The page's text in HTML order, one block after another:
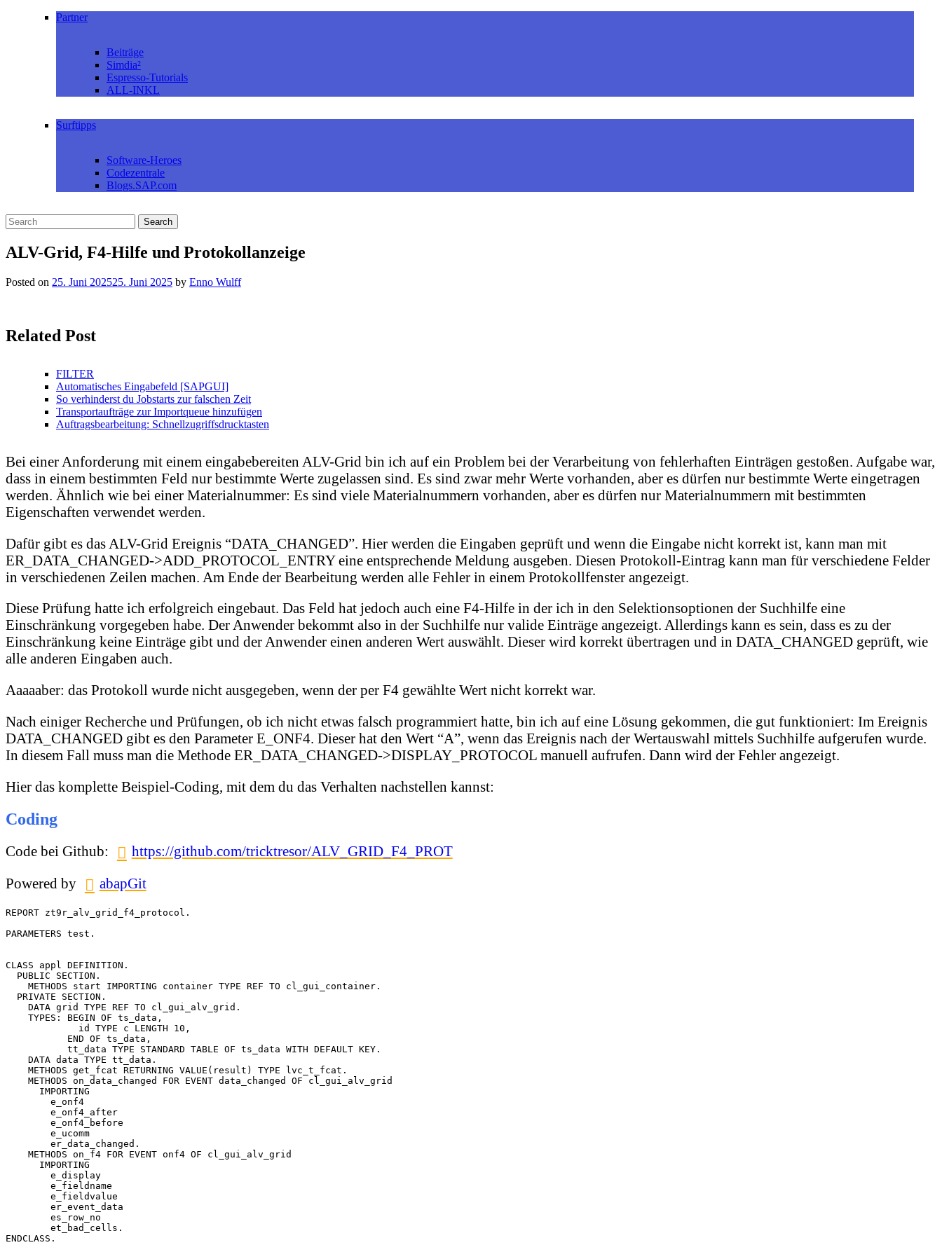
Partner
Beiträge
Simdia²
Espresso-Tutorials
ALL-INKL
Surftipps
Software-Heroes
Codezentrale
Blogs.SAP.com
ALV-Grid, F4-Hilfe und Protokollanzeige
Posted on 25. Juni 202525. Juni 2025 by Enno Wulff
Related Post
FILTER
Automatisches Eingabefeld [SAPGUI]
So verhinderst du Jobstarts zur falschen Zeit
Transportaufträge zur Importqueue hinzufügen
Auftragsbearbeitung: Schnellzugriffsdrucktasten
Bei einer Anforderung mit einem eingabebereiten ALV-Grid bin ich auf ein Problem bei der Verarbeitung von fehlerhaften Einträgen gestoßen. Aufgabe war,
dass in einem bestimmten Feld nur bestimmte Werte zugelassen sind. Es sind zwar mehr Werte vorhanden, aber es dürfen nur bestimmte Werte eingetragen
werden. Ähnlich wie bei einer Materialnummer: Es sind viele Materialnummern vorhanden, aber es dürfen nur Materialnummern mit bestimmten
Eigenschaften verwendet werden.
Dafür gibt es das ALV-Grid Ereignis “DATA_CHANGED”. Hier werden die Eingaben geprüft und wenn die Eingabe nicht korrekt ist, kann man mit
ER_DATA_CHANGED->ADD_PROTOCOL_ENTRY eine entsprechende Meldung ausgeben. Diesen Protokoll-Eintrag kann man für verschiedene Felder
in verschiedenen Zeilen machen. Am Ende der Bearbeitung werden alle Fehler in einem Protokollfenster angezeigt.
Diese Prüfung hatte ich erfolgreich eingebaut. Das Feld hat jedoch auch eine F4-Hilfe in der ich in den Selektionsoptionen der Suchhilfe eine
Einschränkung vorgegeben habe. Der Anwender bekommt also in der Suchhilfe nur valide Einträge angezeigt. Allerdings kann es sein, dass es zu der
Einschränkung keine Einträge gibt und der Anwender einen anderen Wert auswählt. Dieser wird korrekt übertragen und in DATA_CHANGED geprüft, wie
alle anderen Eingaben auch.
Aaaaaber: das Protokoll wurde nicht ausgegeben, wenn der per F4 gewählte Wert nicht korrekt war.
Nach einiger Recherche und Prüfungen, ob ich nicht etwas falsch programmiert hatte, bin ich auf eine Lösung gekommen, die gut funktioniert: Im Ereignis
DATA_CHANGED gibt es den Parameter E_ONF4. Dieser hat den Wert “A”, wenn das Ereignis nach der Wertauswahl mittels Suchhilfe aufgerufen wurde.
In diesem Fall muss man die Methode ER_DATA_CHANGED->DISPLAY_PROTOCOL manuell aufrufen. Dann wird der Fehler angezeigt.
Hier das komplette Beispiel-Coding, mit dem du das Verhalten nachstellen kannst:
Coding
Code bei Github: https://github.com/tricktresor/ALV_GRID_F4_PROT
Powered by abapGit
REPORT zt9r_alv_grid_f4_protocol.
PARAMETERS test.
CLASS appl DEFINITION.
  PUBLIC SECTION.
    METHODS start IMPORTING container TYPE REF TO cl_gui_container.
  PRIVATE SECTION.
    DATA grid TYPE REF TO cl_gui_alv_grid.
    TYPES: BEGIN OF ts_data,
             id TYPE c LENGTH 10,
           END OF ts_data,
           tt_data TYPE STANDARD TABLE OF ts_data WITH DEFAULT KEY.
    DATA data TYPE tt_data.
    METHODS get_fcat RETURNING VALUE(result) TYPE lvc_t_fcat.
    METHODS on_data_changed FOR EVENT data_changed OF cl_gui_alv_grid
      IMPORTING
        e_onf4
        e_onf4_after
        e_onf4_before
        e_ucomm
        er_data_changed.
    METHODS on_f4 FOR EVENT onf4 OF cl_gui_alv_grid
      IMPORTING
        e_display
        e_fieldname
        e_fieldvalue
        er_event_data
        es_row_no
        et_bad_cells.
ENDCLASS.